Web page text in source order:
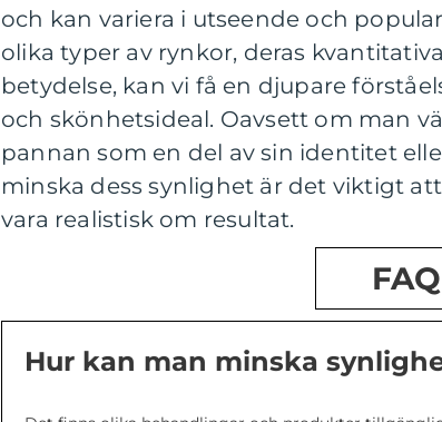
och kan variera i utseende och
olika typer av rynkor, deras
betydelse, kan vi få en djupare
och skönhetsideal. Oavsett om man
pannan som en del av sin identitet
minska dess synlighet är det viktigt
vara realistisk om resultat.
FAQ
Hur kan man minska